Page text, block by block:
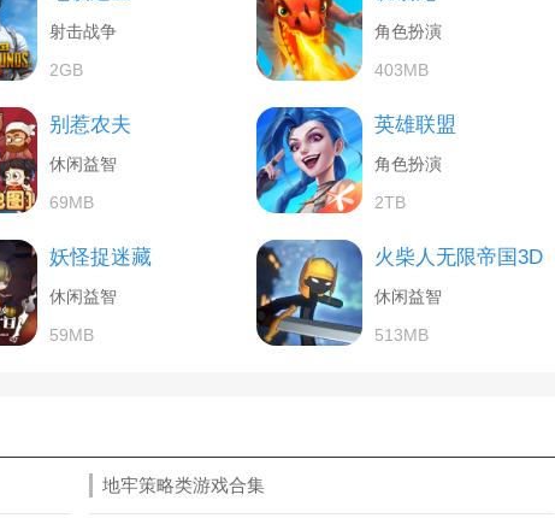
射击战争
2GB
角色扮演
403MB
别惹农夫
休闲益智
69MB
英雄联盟
角色扮演
2TB
妖怪捉迷藏
休闲益智
59MB
火柴人无限帝国3D
休闲益智
513MB
地牢策略类游戏合集